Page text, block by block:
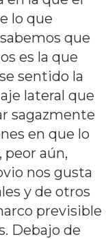
lo que
que
es la que
sentido la
lateral que
sagazmente
en que lo
peor aún,
nos gusta
y de otros
previsible
Debajo de